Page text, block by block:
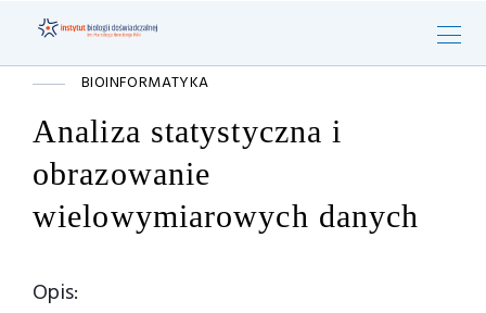
BIOINFORMATYKA
Analiza statystyczna i
obrazowanie
wielowymiarowych danych
Opis: